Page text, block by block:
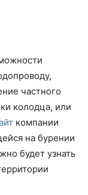
частного
колодца, или
компании
на бурении
будет узнать